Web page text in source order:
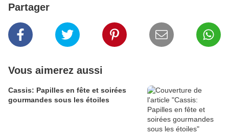
Partager
Vous aimerez aussi
Cassis: Papilles en fête et soirées
gourmandes sous les étoiles